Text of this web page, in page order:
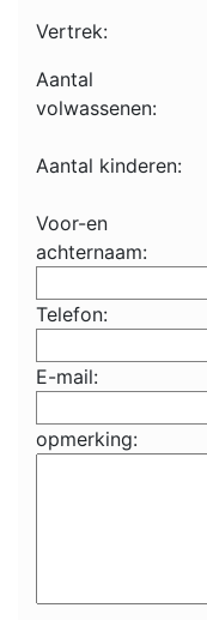
Vertrek:
Aantal
volwassenen:
Aantal kinderen:
Voor-en
achternaam:
Telefon:
E-mail:
opmerking: